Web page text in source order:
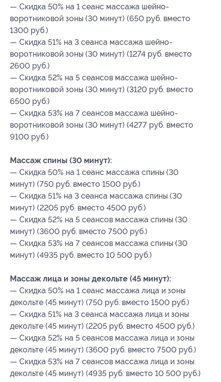
— Скидка 50% на 1 сеанс массажа шейно-
воротниковой зоны (30 минут) (650 руб. вместо
1300 руб.)
— Скидка 51% на 3 сеанса массажа шейно-
воротниковой зоны (30 минут) (1274 руб. вместо
2600 руб.)
— Скидка 52% на 5 сеансов массажа шейно-
воротниковой зоны (30 минут) (3120 руб. вместо
6500 руб.)
— Скидка 53% на 7 сеансов массажа шейно-
воротниковой зоны (30 минут) (4277 руб. вместо
9100 руб.)
Массаж спины (30 минут):
— Скидка 50% на 1 сеанс массажа спины (30
минут) (750 руб. вместо 1500 руб.)
— Скидка 51% на 3 сеанса массажа спины (30
минут) (2205 руб. вместо 4500 руб.)
— Скидка 52% на 5 сеансов массажа спины (30
минут) (3600 руб. вместо 7500 руб.)
— Скидка 53% на 7 сеансов массажа спины (30
минут) (4935 руб. вместо 10 500 руб.)
Массаж лица и зоны декольте (45 минут):
— Скидка 50% на 1 сеанс массажа лица и зоны
декольте (45 минут) (750 руб. вместо 1500 руб.)
— Скидка 51% на 3 сеанса массажа лица и зоны
декольте (45 минут) (2205 руб. вместо 4500 руб.)
— Скидка 52% на 5 сеансов массажа лица и зоны
декольте (45 минут) (3600 руб. вместо 7500 руб.)
— Скидка 53% на 7 сеансов массажа лица и зоны
декольте (45 минут) (4935 руб. вместо 10 500 руб.)